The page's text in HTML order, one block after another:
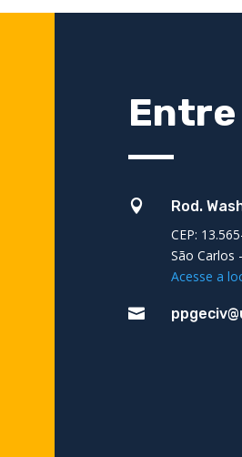

Rod.
CEP:
São Carlos
Acesse a
